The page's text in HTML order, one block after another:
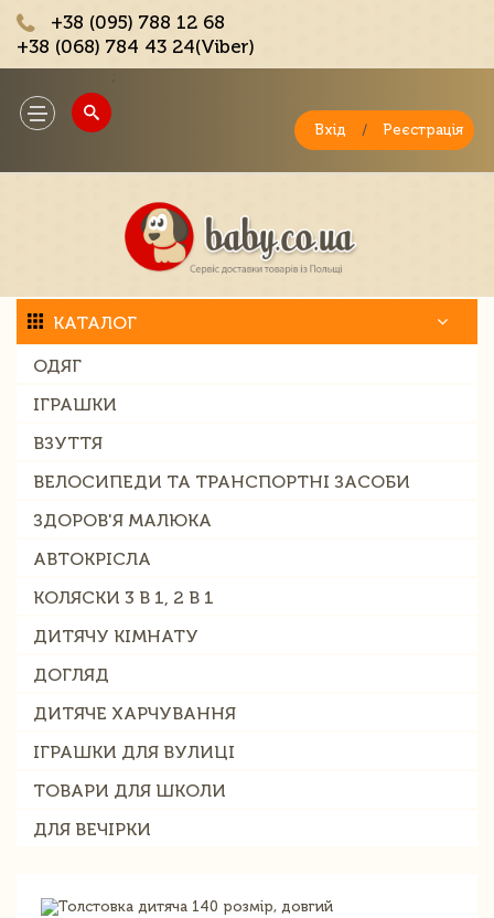
+38 (095) 788 12 68
+38 (068) 784 43 24(Viber)
Toggle
navigation
Вхід / Реєстрація
КАТАЛОГ
ОДЯГ
ІГРАШКИ
ВЗУТТЯ
ВЕЛОСИПЕДИ ТА ТРАНСПОРТНІ ЗАСОБИ
ЗДОРОВ'Я МАЛЮКА
АВТОКРІСЛА
КОЛЯСКИ 3 В 1, 2 В 1
ДИТЯЧУ КІМНАТУ
ДОГЛЯД
ДИТЯЧЕ ХАРЧУВАННЯ
ІГРАШКИ ДЛЯ ВУЛИЦІ
ТОВАРИ ДЛЯ ШКОЛИ
ДЛЯ ВЕЧІРКИ